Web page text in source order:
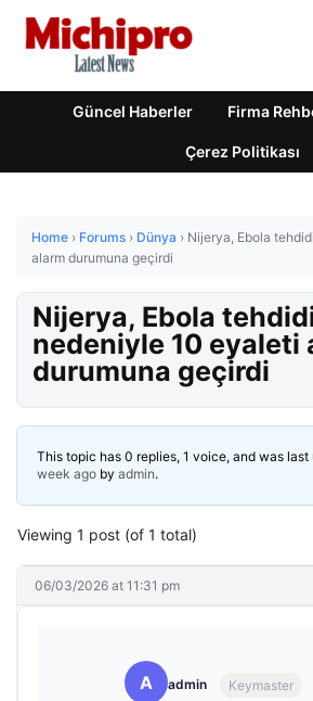
Güncel Haberler Firma
Çerez Politikası
Home › Forums › Dünya › Nijerya, Ebola
alarm durumuna geçirdi
Nijerya, Ebola
nedeniyle 10 eyaleti
durumuna geçirdi
This topic has 0 replies, 1 voice, and was last
week ago by admin.
Viewing 1 post (of 1 total)
06/03/2026 at 11:31 pm
A admin Keymaster